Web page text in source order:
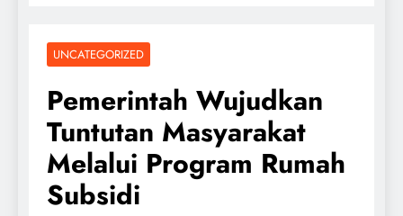
UNCATEGORIZED
Pemerintah Wujudkan
Tuntutan Masyarakat
Melalui Program Rumah
Subsidi